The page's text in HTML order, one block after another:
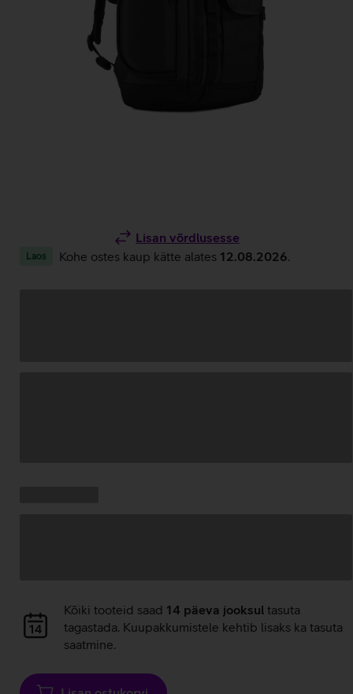
Lisan võrdlusesse
Laos Kohe ostes kaup kätte alates 12.08.2026
Andmete
laadimine
Kõiki tooteid saad 14 päeva jooksul tasuta
tagastada. Kuupakkumistele kehtib lisaks ka tasuta
saatmine.